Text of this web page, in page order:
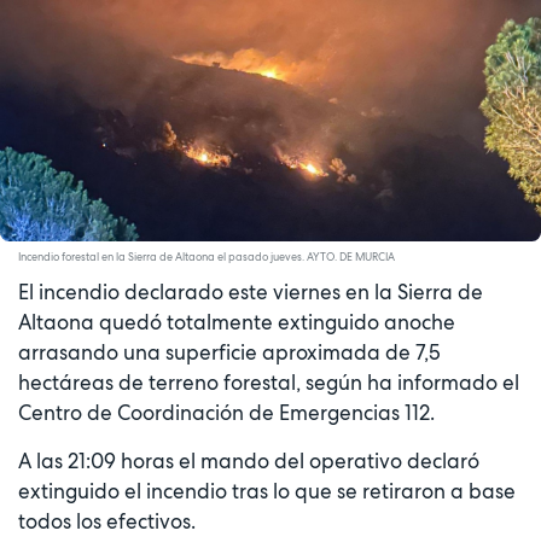
Incendio forestal en la Sierra de Altaona el pasado jueves. AYTO. DE MURCIA
El incendio declarado este viernes en la Sierra de
Altaona quedó totalmente extinguido anoche
arrasando una superficie aproximada de 7,5
hectáreas de terreno forestal, según ha informado el
Centro de Coordinación de Emergencias 112.
A las 21:09 horas el mando del operativo declaró
extinguido el incendio tras lo que se retiraron a base
todos los efectivos.